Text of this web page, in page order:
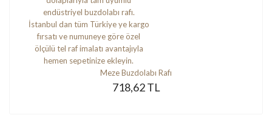
Meze Buzdolabı Rafı
718,62 TL